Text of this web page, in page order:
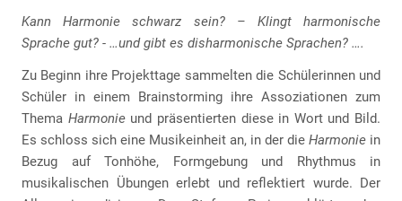
Kann Harmonie schwarz sein? – Klingt harmonische
Sprache gut? - …und gibt es disharmonische Sprachen? ….
Zu Beginn ihre Projekttage sammelten die Schülerinnen und
Schüler in einem Brainstorming ihre Assoziationen zum
Thema Harmonieund präsentierten diese in Wort und Bild.
Es schloss sich eine Musikeinheit an, in der die Harmonie in
Bezug auf Tonhöhe, Formgebung und Rhythmus in
musikalischen Übungen erlebt und reflektiert wurde. Der